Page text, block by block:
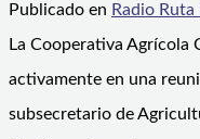
Publicado en Radio
La Cooperativa
activamente en una
subsecretario de